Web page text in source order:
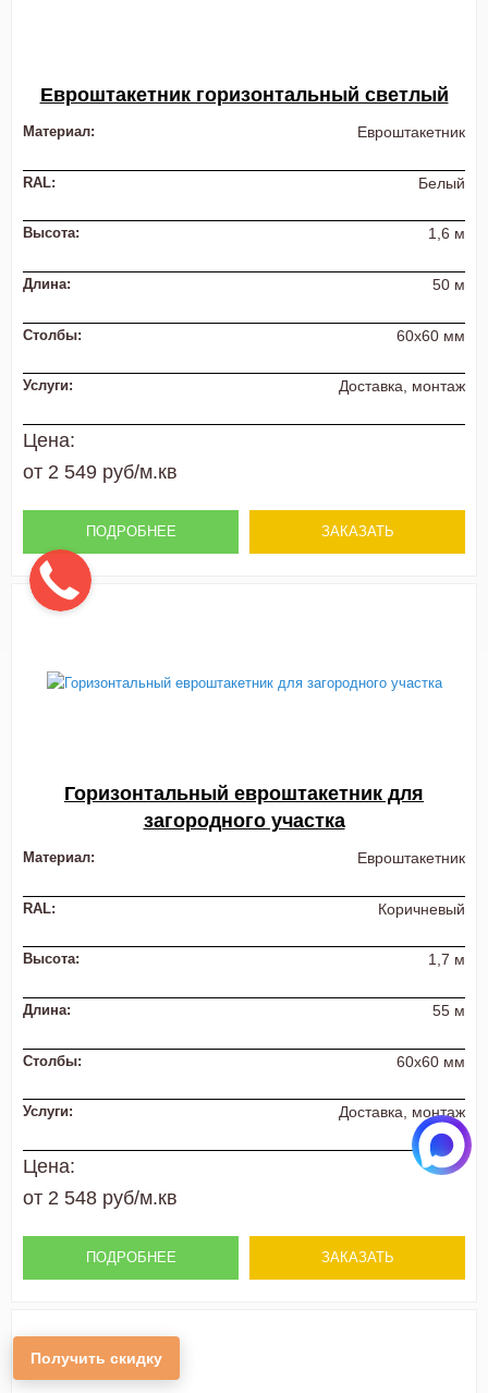
Евроштакетник горизонтальный светлый
Материал: Евроштакетник
RAL: Белый
Высота: 1,6 м
Длина: 50 м
Столбы: 60х60 мм
Услуги: Доставка, монтаж
Цена:
от 2 549 руб/м.кв
ПОДРОБНЕЕ ЗАКАЗАТЬ
Горизонтальный евроштакетник для
загородного участка
Материал: Евроштакетник
RAL: Коричневый
Высота: 1,7 м
Длина: 55 м
Столбы: 60х60 мм
Услуги: Доставка, монтаж
Цена:
от 2 548 руб/м.кв
ПОДРОБНЕЕ ЗАКАЗАТЬ
Получить скидку